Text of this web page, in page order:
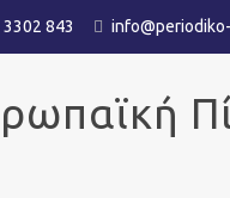
3302 843